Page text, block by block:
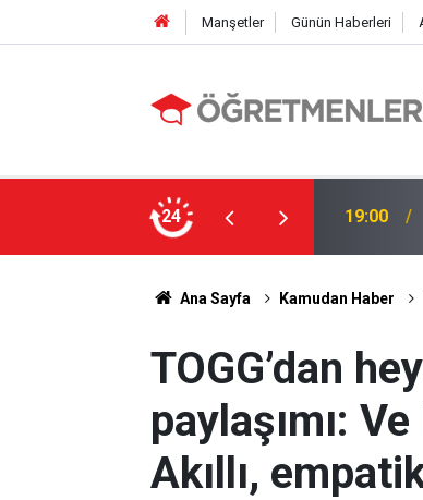
Manşetler Günün Haberleri
24
İşte Sorgulama Ekranı ve Nakil Detayları 09:02
Ana Sayfa Kamudan Haber
TOGG’dan
paylaşımı:
Akıllı,